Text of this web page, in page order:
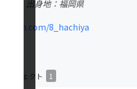
ゲーム・サービス開発
チャレンジ
本
出身地：福岡県
8_hachiya
プロジェクト 1